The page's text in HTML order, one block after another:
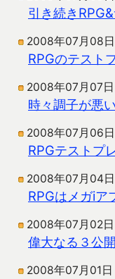
引き続き
2008年07月08日
RPGのテスト
2008年07月07日
時々調子が悪い
2008年07月06日
RPGテストプ
2008年07月04日
RPGはメガiア
2008年07月02日
偉大なる３公開
2008年07月01日